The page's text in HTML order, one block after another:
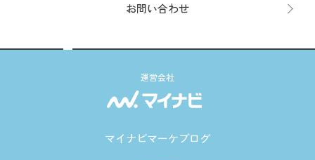
お問い合わせ
運営会社
マイナビマーケブログ